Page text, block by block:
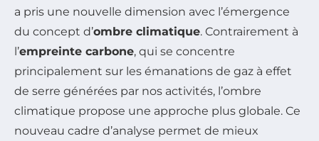
a pris une nouvelle dimension avec l’émergence
du concept d’ombre climatique. Contrairement à
l’empreinte carbone, qui se concentre
principalement sur les émanations de gaz à effet
de serre générées par nos activités, l’ombre
climatique propose une approche plus globale. Ce
nouveau cadre d’analyse permet de mieux